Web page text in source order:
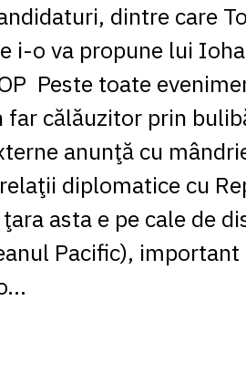
dintre care
i-o va propune lui
Peste toate
far călăuzitor prin
anunţă cu
diplomatice cu
asta e pe cale de
Pacific),